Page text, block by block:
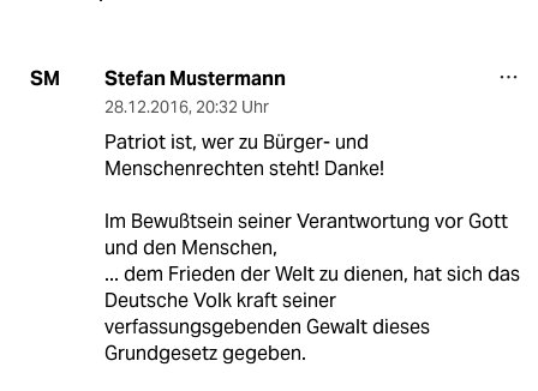
SM Stefan Mustermann
28.12.2016, 20:32 Uhr
Patriot ist, wer zu Bürger- und
Menschenrechten steht! Danke!
Im Bewußtsein seiner Verantwortung vor Gott
und den Menschen,
... dem Frieden der Welt zu dienen, hat sich das
Deutsche Volk kraft seiner
verfassungsgebenden Gewalt dieses
Grundgesetz gegeben.